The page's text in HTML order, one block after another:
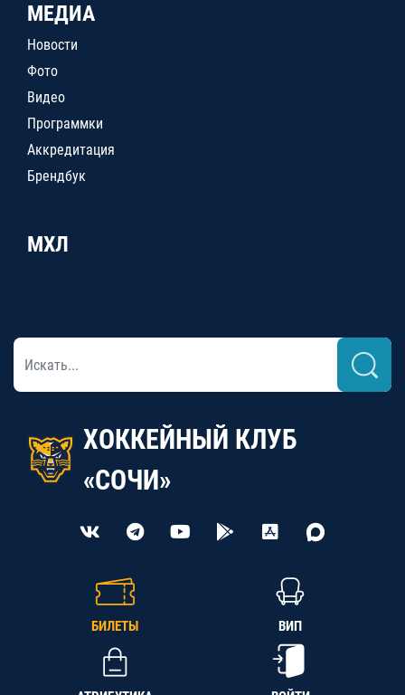
МЕДИА
Новости
Фото
Видео
Программки
Аккредитация
Брендбук
МХЛ
ХОККЕЙНЫЙ КЛУБ
«СОЧИ»
БИЛЕТЫ ВИП